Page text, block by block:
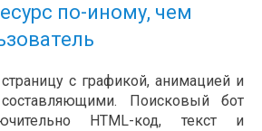
по-иному, чем
с графикой, анимацией и
Поисковый бот
HTML-код, текст и